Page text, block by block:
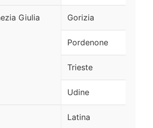
Giulia Gorizia
Pordenone
Trieste
Udine
Latina